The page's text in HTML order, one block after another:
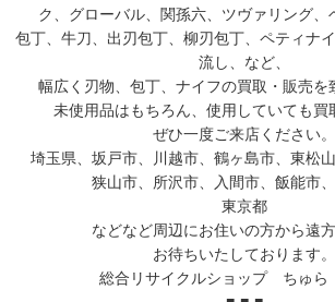
ク、グローバル、関孫六、ツヴァリング、
包丁、牛刀、出刃包丁、柳刃包丁、ペティナ
流し、など、
幅広く刃物、包丁、ナイフの買取・販売を
未使用品はもちろん、使用していても買
ぜひ一度ご来店ください。
埼玉県、坂戸市、川越市、鶴ヶ島市、東松
狭山市、所沢市、入間市、飯能市、
東京都
などなど周辺にお住いの方から遠
お待ちいたしております。
総合リサイクルショップ ちゅ